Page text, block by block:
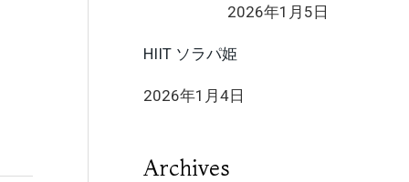
2026年1月5日
HIIT ソラパ姫
2026年1月4日
Archives